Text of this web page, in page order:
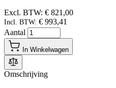
Excl. BTW: € 821,00
Incl. BTW: € 993,41
Aantal
In Winkelwagen
Omschrijving